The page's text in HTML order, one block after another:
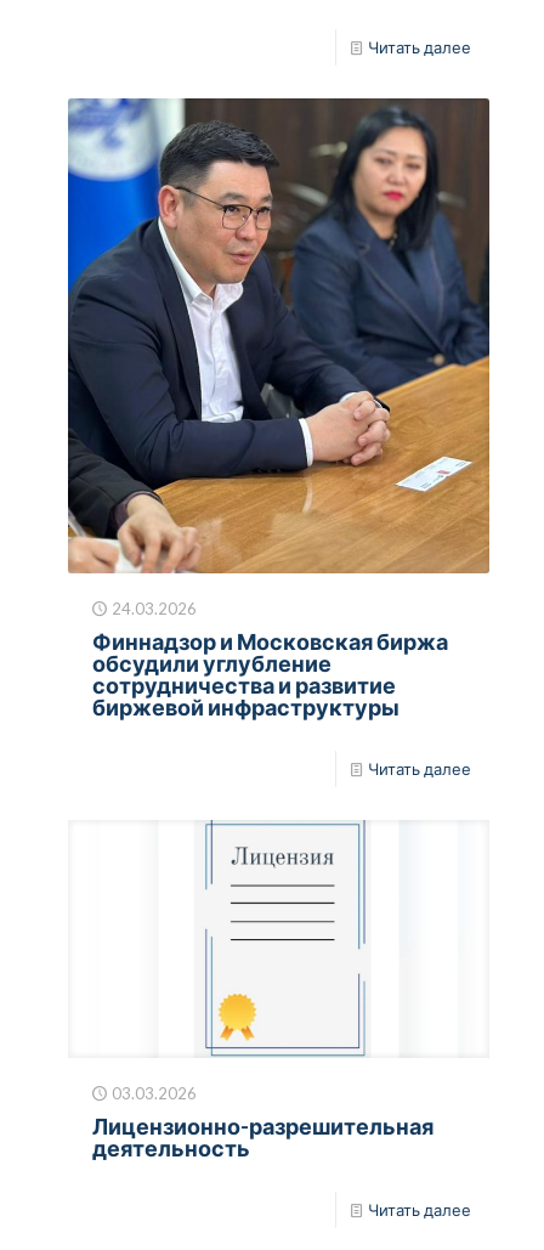
Читать далее
24.03.2026
Финнадзор и Московская биржа
обсудили углубление
сотрудничества и развитие
биржевой инфраструктуры
Читать далее
03.03.2026
Лицензионно-разрешительная
деятельность
Читать далее